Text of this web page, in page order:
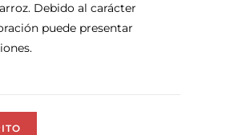
Debido al carácter
puede presentar